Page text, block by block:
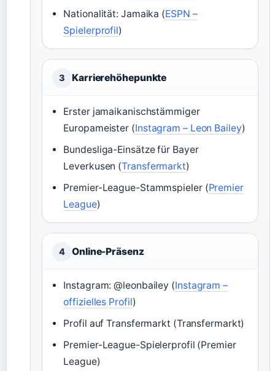
Nationalität: Jamaika (ESPN –
Spielerprofil)
3 Karrierehöhepunkte
Erster jamaikanischstämmiger
Europameister (Instagram – Leon Bailey)
Bundesliga-Einsätze für Bayer
Leverkusen (Transfermarkt)
Premier-League-Stammspieler (Premier
League)
4 Online-Präsenz
Instagram: @leonbailey (Instagram –
offizielles Profil)
Profil auf Transfermarkt (Transfermarkt)
Premier-League-Spielerprofil (Premier
League)